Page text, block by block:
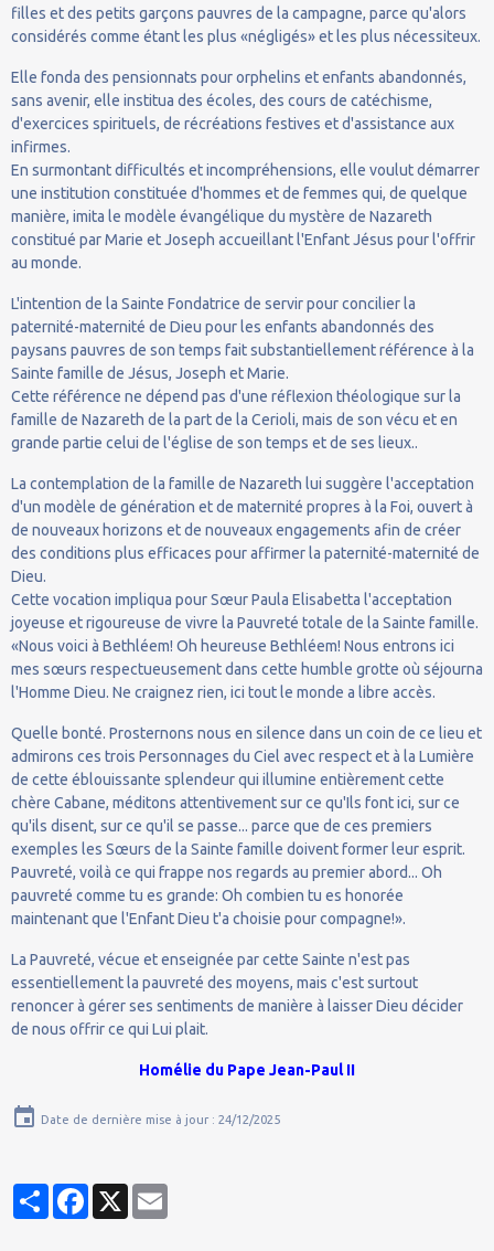
filles et des petits garçons pauvres de la campagne, parce qu'alors
considérés comme étant les plus «négligés» et les plus nécessiteux.
Elle fonda des pensionnats pour orphelins et enfants abandonnés,
sans avenir, elle institua des écoles, des cours de catéchisme,
d'exercices spirituels, de récréations festives et d'assistance aux
infirmes.
En surmontant difficultés et incompréhensions, elle voulut démarrer
une institution constituée d'hommes et de femmes qui, de quelque
manière, imita le modèle évangélique du mystère de Nazareth
constitué par Marie et Joseph accueillant l'Enfant Jésus pour l'offrir
au monde.
L'intention de la Sainte Fondatrice de servir pour concilier la
paternité-maternité de Dieu pour les enfants abandonnés des
paysans pauvres de son temps fait substantiellement référence à la
Sainte famille de Jésus, Joseph et Marie.
Cette référence ne dépend pas d'une réflexion théologique sur la
famille de Nazareth de la part de la Cerioli, mais de son vécu et en
grande partie celui de l'église de son temps et de ses lieux..
La contemplation de la famille de Nazareth lui suggère l'acceptation
d'un modèle de génération et de maternité propres à la Foi, ouvert à
de nouveaux horizons et de nouveaux engagements afin de créer
des conditions plus efficaces pour affirmer la paternité-maternité de
Dieu.
Cette vocation impliqua pour Sœur Paula Elisabetta l'acceptation
joyeuse et rigoureuse de vivre la Pauvreté totale de la Sainte famille.
«Nous voici à Bethléem! Oh heureuse Bethléem! Nous entrons ici
mes sœurs respectueusement dans cette humble grotte où séjourna
l'Homme Dieu. Ne craignez rien, ici tout le monde a libre accès.
Quelle bonté. Prosternons nous en silence dans un coin de ce lieu et
admirons ces trois Personnages du Ciel avec respect et à la Lumière
de cette éblouissante splendeur qui illumine entièrement cette
chère Cabane, méditons attentivement sur ce qu'Ils font ici, sur ce
qu'ils disent, sur ce qu'il se passe... parce que de ces premiers
exemples les Sœurs de la Sainte famille doivent former leur esprit.
Pauvreté, voilà ce qui frappe nos regards au premier abord... Oh
pauvreté comme tu es grande: Oh combien tu es honorée
maintenant que l'Enfant Dieu t'a choisie pour compagne!».
La Pauvreté, vécue et enseignée par cette Sainte n'est pas
essentiellement la pauvreté des moyens, mais c'est surtout
renoncer à gérer ses sentiments de manière à laisser Dieu décider
de nous offrir ce qui Lui plait.
Homélie du Pape Jean-Paul II
Date de dernière mise à jour : 24/12/2025
PartagerFacebook
X